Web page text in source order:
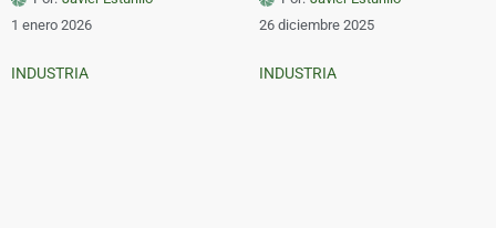
1 enero 2026
26 diciembre 2025
INDUSTRIA INDUSTRIA